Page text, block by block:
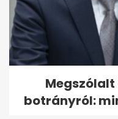
Megszólalt
botrányról: